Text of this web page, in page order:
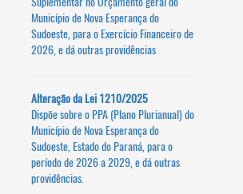
Município de Nova Esperança do
Sudoeste, para o Exercício Financeiro de
2026, e dá outras providências
Alteração da Lei 1210/2025
Dispõe sobre o PPA (Plano Plurianual) do
Município de Nova Esperança do
Sudoeste, Estado do Paraná, para o
período de 2026 a 2029, e dá outras
providências.